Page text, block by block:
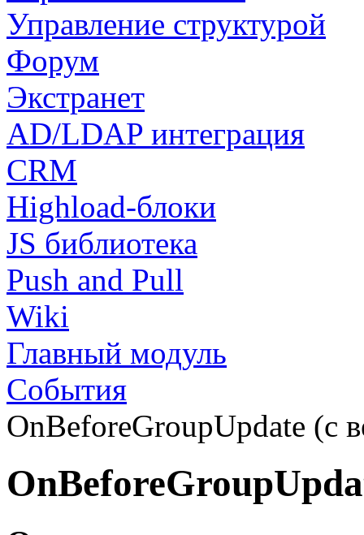
Управление структурой
Форум
Экстранет
AD/LDAP интеграция
CRM
Highload-блоки
JS библиотека
Push and Pull
Wiki
Главный модуль
События
OnBeforeGroupUpdate (с